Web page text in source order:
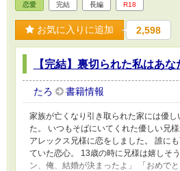
恋愛 完結 長編 R18
お気に入りに追加 2,598
【完結】裏切られた私はあな
たろ 書籍情報
家族が亡くなり引き取られた家には優
た。 いつもそばにいてくれた優しい兄様
アレックス兄様に恋をしました。 誰に
ていた恋心。 13歳の時に兄様は嬉しそ
ン、俺、結婚が決まったよ」 「おめで